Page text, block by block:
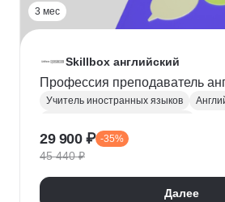
3 мес
Skillbox английский
Профессия преподаватель
Учитель иностранных языков
Мотивация учащихся
29 900 ₽ -35%
45 440 ₽
Далее